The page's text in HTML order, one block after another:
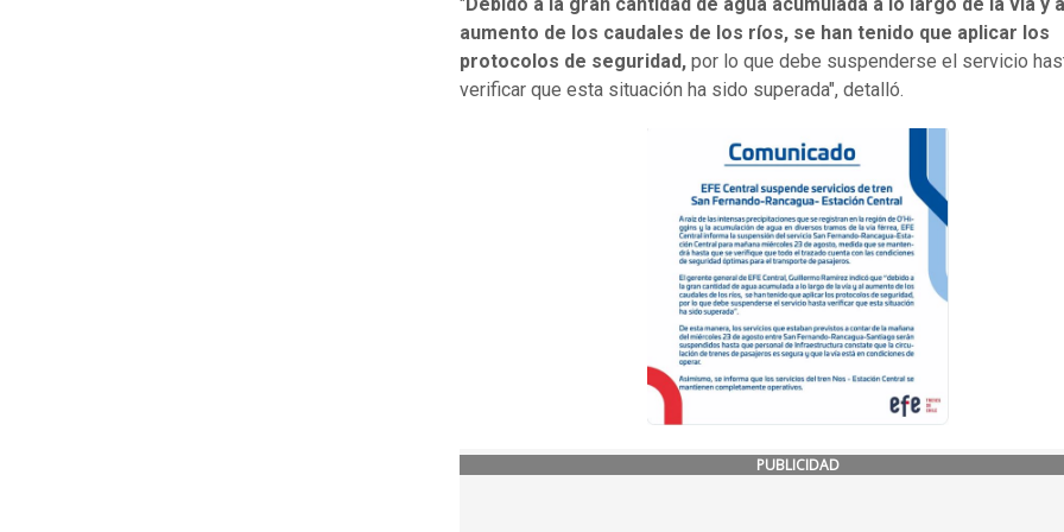
aumento de los caudales de los ríos, se han tenido que aplicar los
protocolos de seguridad, por lo que debe suspenderse el servicio
verificar que esta situación ha sido superada", detalló.
PUBLICIDAD